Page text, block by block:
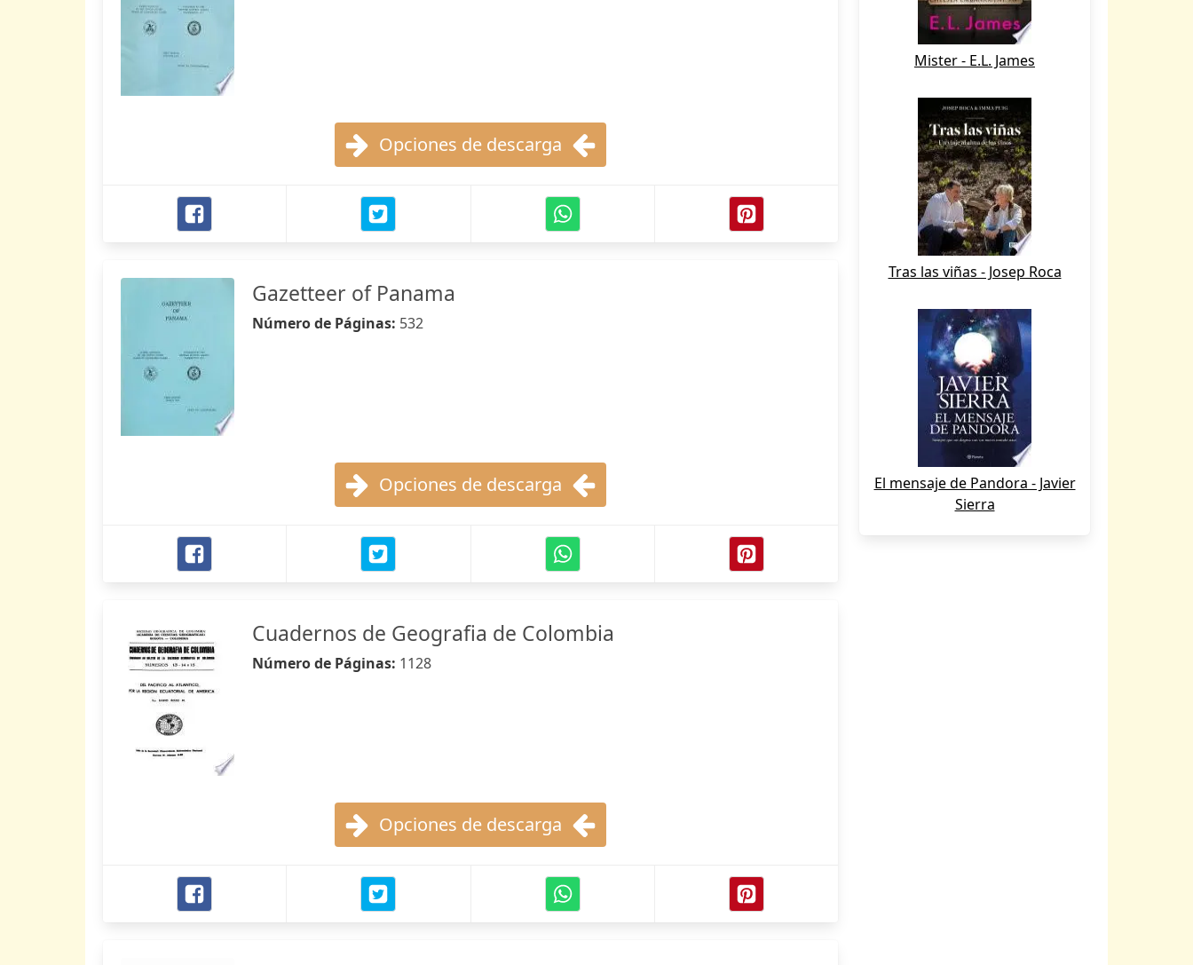
Opciones de descarga
Gazetteer of Panama
Número de Páginas: 532
Opciones de descarga
Cuadernos de Geografia de Colombia
Número de Páginas: 1128
Opciones de descarga
Mister - E.L. James
Tras las viñas - Josep Roca
El mensaje de Pandora - Javier
Sierra